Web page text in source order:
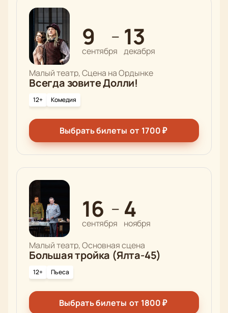
9
сентября
— 13
декабря
Малый театр, Сцена на Ордынке
Всегда зовите Долли!
12+ Комедия
Выбрать билеты от 1700₽
16
сентября
— 4
ноября
Малый театр, Основная сцена
Большая тройка (Ялта-45)
12+ Пьеса
Выбрать билеты от 1800₽